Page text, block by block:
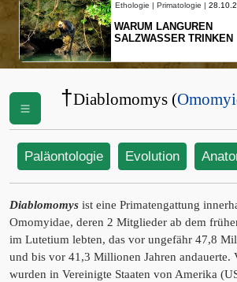
Ethologie | Primatologie |
WARUM LANGUREN
SALZWASSER TRINKEN
†Diablomomys (
Paläontologie Evolution
Diablomomys ist eine Primatengattung
Omomyidae, deren 2 Mitglieder ab dem
im Lutetium lebten, das vor ungefähr 47,8
und bis vor 41,3 Millionen Jahren andauerte.
wurden in Vereinigte Staaten von Amerika